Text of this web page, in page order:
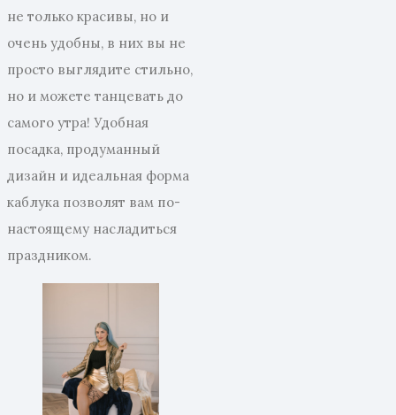
не только красивы, но и
очень удобны, в них вы не
просто выглядите стильно,
но и можете танцевать до
самого утра! Удобная
посадка, продуманный
дизайн и идеальная форма
каблука позволят вам по-
настоящему насладиться
праздником.